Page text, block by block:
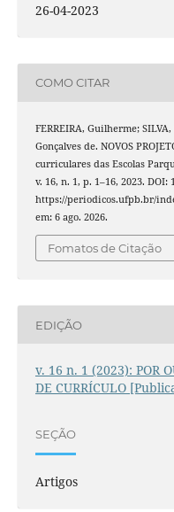
26-04-2023
COMO CITAR
FERREIRA, Guilherme;
Gonçalves de. NOVOS
curriculares das Escolas
v. 16, n. 1, p. 1–16, 2023.
https://periodicos.ufpb.br/
em: 6 ago. 2026.
Fomatos de Citação
EDIÇÃO
v. 16 n. 1 (2023): POR
DE CURRÍCULO
SEÇÃO
Artigos